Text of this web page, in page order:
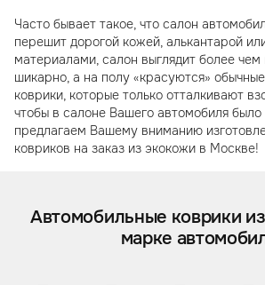
Часто бывает такое, что салон
перешит дорогой кожей, алькантарой
материалами, салон выглядит более чем
шикарно, а на полу «красуются»
коврики, которые только отталкивают
чтобы в салоне Вашего автомобиля
предлагаем Вашему вниманию
ковриков на заказ из экокожи в Москве!
Автомобильные коврики
марке